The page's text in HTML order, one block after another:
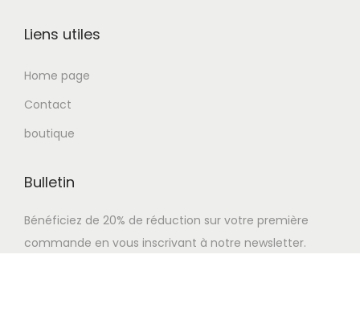
Liens utiles
Home page
Contact
boutique
Bulletin
Bénéficiez de 20% de réduction sur votre première
commande en vous inscrivant à notre newsletter.